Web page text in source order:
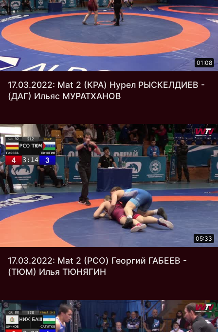
01:08
17.03.2022: Mat 2 (КРА) Нурел РЫСКЕЛДИЕВ -
(ДАГ) Ильяс МУРАТХАНОВ
05:33
17.03.2022: Mat 2 (РСО) Георгий ГАБЕЕВ -
(ТЮМ) Илья ТЮНЯГИН